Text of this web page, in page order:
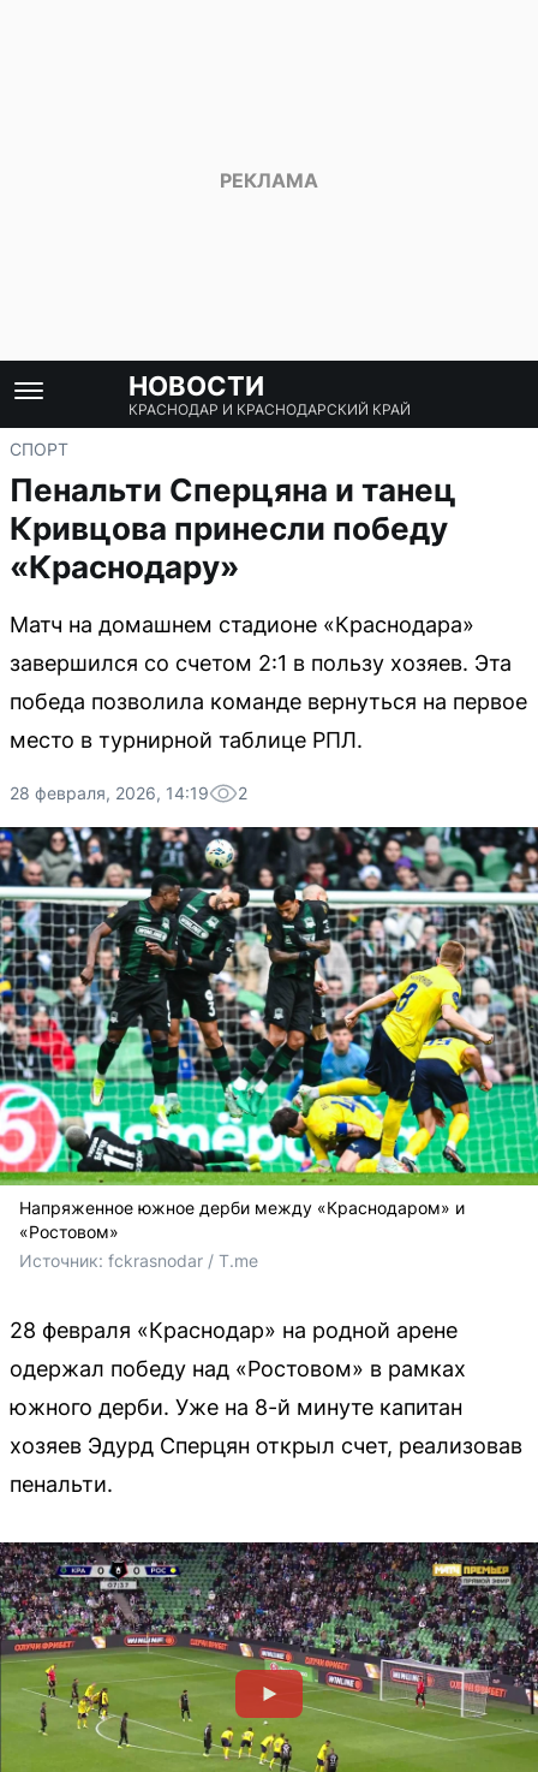
НОВОСТИ
КРАСНОДАР И КРАСНОДАРСКИЙ КРАЙ
СПОРТ
Пенальти Сперцяна и танец
Кривцова принесли победу
«Краснодару»
Матч на домашнем стадионе «Краснодара»
завершился со счетом 2:1 в пользу хозяев. Эта
победа позволила команде вернуться на первое
место в турнирной таблице РПЛ.
28 февраля, 2026, 14:19 2
Напряженное южное дерби между «Краснодаром» и
«Ростовом»
Источник: fckrasnodar / T.me
28 февраля «Краснодар» на родной арене
одержал победу над «Ростовом» в рамках
южного дерби. Уже на 8-й минуте капитан
хозяев Эдурд Сперцян открыл счет, реализовав
пенальти.